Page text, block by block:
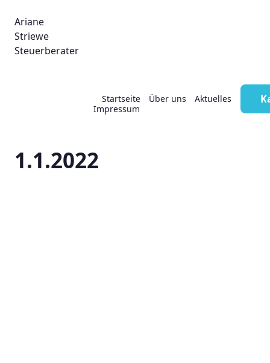
Ariane
Striewe
Steuerberater
Startseite Über uns Aktuelles
Impressum
Auslandsreisen:
1.1.2022